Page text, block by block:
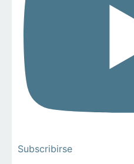
Subscribirse